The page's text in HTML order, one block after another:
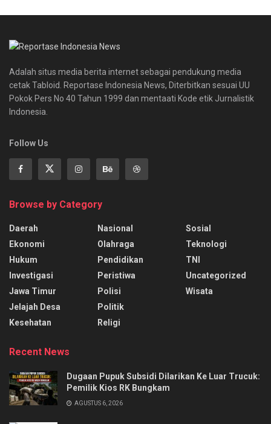
Adalah situs media berita internet sebagai pendukung media
cetak Tabloid. Reportase Indonesia News, Diterbitkan sesuai UU
Pokok Pers No 40 Tahun 1999 dan mentaati Kode etik Jurnalistik
Indonesia.
Follow Us
Browse by Category
Daerah
Ekonomi
Hukum
Investigasi
Jawa Timur
Jelajah Desa
Kesehatan
Nasional
Olahraga
Pendidikan
Peristiwa
Polisi
Politik
Religi
Sosial
Teknologi
TNI
Uncategorized
Wisata
Recent News
‎Dugaan Pupuk Subsidi Dilarikan Ke Luar Trucuk:
Pemilik Kios RK Bungkam
AGUSTUS 6, 2026